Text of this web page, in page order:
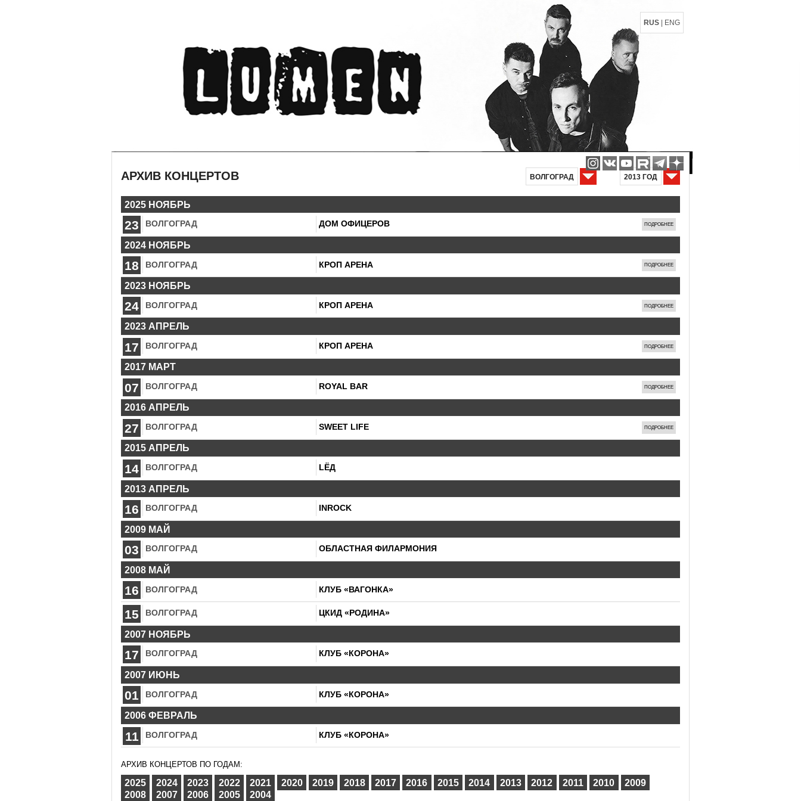
RUS ENG
АРХИВ КОНЦЕРТОВ 2013 ГОД
ВОЛГОГРАД
2025 НОЯБРЬ
23 ВОЛГОГРАД ДОМ ОФИЦЕРОВ ПОДРОБНЕЕ
2024 НОЯБРЬ
18 ВОЛГОГРАД КРОП АРЕНА ПОДРОБНЕЕ
2023 НОЯБРЬ
24 ВОЛГОГРАД КРОП АРЕНА ПОДРОБНЕЕ
2023 АПРЕЛЬ
17 ВОЛГОГРАД КРОП АРЕНА ПОДРОБНЕЕ
2017 МАРТ
07 ВОЛГОГРАД ROYAL BAR ПОДРОБНЕЕ
2016 АПРЕЛЬ
27 ВОЛГОГРАД SWEET LIFE ПОДРОБНЕЕ
2015 АПРЕЛЬ
14 ВОЛГОГРАД LЁД
2013 АПРЕЛЬ
16 ВОЛГОГРАД INROCK
2009 МАЙ
03 ВОЛГОГРАД ОБЛАСТНАЯ ФИЛАРМОНИЯ
2008 МАЙ
16 ВОЛГОГРАД КЛУБ «ВАГОНКА»
15 ВОЛГОГРАД ЦКИД «РОДИНА»
2007 НОЯБРЬ
17 ВОЛГОГРАД КЛУБ «КОРОНА»
2007 ИЮНЬ
01 ВОЛГОГРАД КЛУБ «КОРОНА»
2006 ФЕВРАЛЬ
11 ВОЛГОГРАД КЛУБ «КОРОНА»
АРХИВ КОНЦЕРТОВ ПО ГОДАМ:
2025 2024 2023 2022 2021 2020 2019 2018 2017 2016 2015 2014 2013 2012 2011 2010
2009
2008
2007 2006 2005 2004